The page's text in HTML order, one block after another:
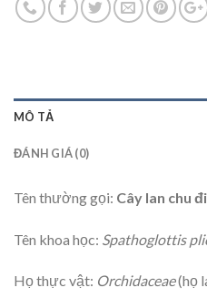
MÔ TẢ
ĐÁNH GIÁ (0)
Tên thường gọi: Cây lan chu
Tên khoa học: Spathoglottis
Họ thực vật: Orchidaceae(họ